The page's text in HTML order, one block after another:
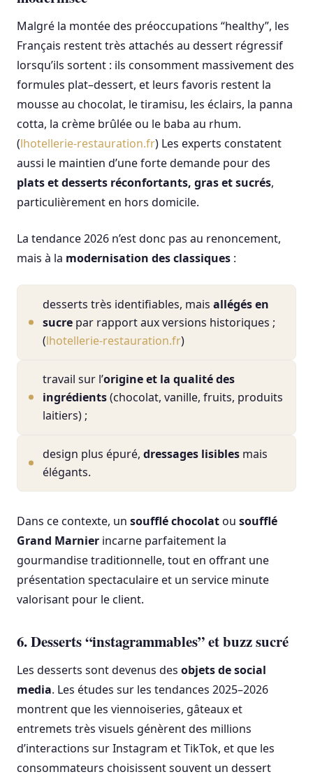
Malgré la montée des préoccupations “healthy”, les
Français restent très attachés au dessert régressif
lorsqu’ils sortent : ils consomment massivement des
formules plat–dessert, et leurs favoris restent la
mousse au chocolat, le tiramisu, les éclairs, la panna
cotta, la crème brûlée ou le baba au rhum.
(lhotellerie-restauration.fr) Les experts constatent
aussi le maintien d’une forte demande pour des
plats et desserts réconfortants, gras et sucrés,
particulièrement en hors domicile.
La tendance 2026 n’est donc pas au renoncement,
mais à la modernisation des classiques :
desserts très identifiables, mais allégés en
sucre par rapport aux versions historiques ;
(lhotellerie-restauration.fr)
travail sur l’origine et la qualité des
ingrédients(chocolat, vanille, fruits, produits
laitiers) ;
design plus épuré, dressages lisibles mais
élégants.
Dans ce contexte, un soufflé chocolatou soufflé
Grand Marnier incarne parfaitement la
gourmandise traditionnelle, tout en offrant une
présentation spectaculaire et un service minute
valorisant pour le client.
6. Desserts “instagrammables” et buzz sucré
Les desserts sont devenus des objets de social
media. Les études sur les tendances 2025–2026
montrent que les viennoiseries, gâteaux et
entremets très visuels génèrent des millions
d’interactions sur Instagram et TikTok, et que les
consommateurs choisissent souvent un dessert